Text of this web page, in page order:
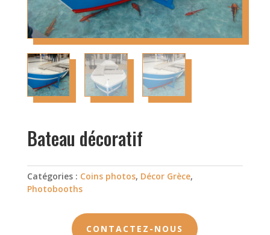
Bateau décoratif
Catégories : Coins photos, Décor Grèce,
Photobooths
CONTACTEZ-NOUS